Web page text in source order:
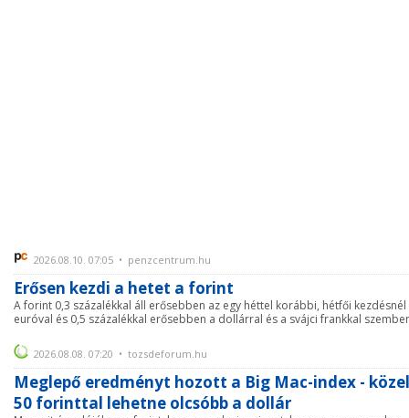
2026.08.10. 07:05 • penzcentrum.hu
Erősen kezdi a hetet a forint
A forint 0,3 százalékkal áll erősebben az egy héttel korábbi, hétfői kezdésnél
euróval és 0,5 százalékkal erősebben a dollárral és a svájci frankkal
2026.08.08. 07:20 • tozsdeforum.hu
Meglepő eredményt hozott a Big Mac-index - közel
50 forinttal lehetne olcsóbb a dollár